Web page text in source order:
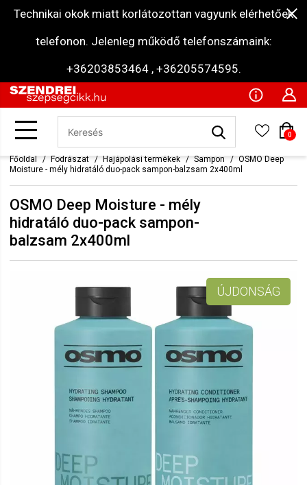
Technikai okok miatt korlátozottan vagyunk elérhetőek
telefonon. Jelenleg működő telefonszámaink:
+36203853464 , +36205574595.
0
Főoldal Fodrászat Hajápolási termékek Sampon
OSMO Deep
Moisture - mély hidratáló duo-pack sampon-balzsam 2x400ml
OSMO Deep Moisture - mély
hidratáló duo-pack sampon-
balzsam 2x400ml
ÚJDONSÁG